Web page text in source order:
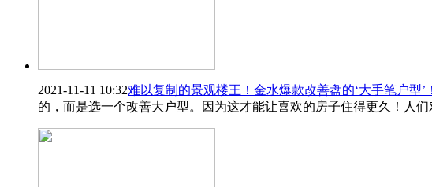
2021-11-11 10:32难以复制的景观楼王！金水爆款改善盘的‘大手笔户型’！
的，而是选一个改善大户型。因为这才能让喜欢的房子住得更久！人